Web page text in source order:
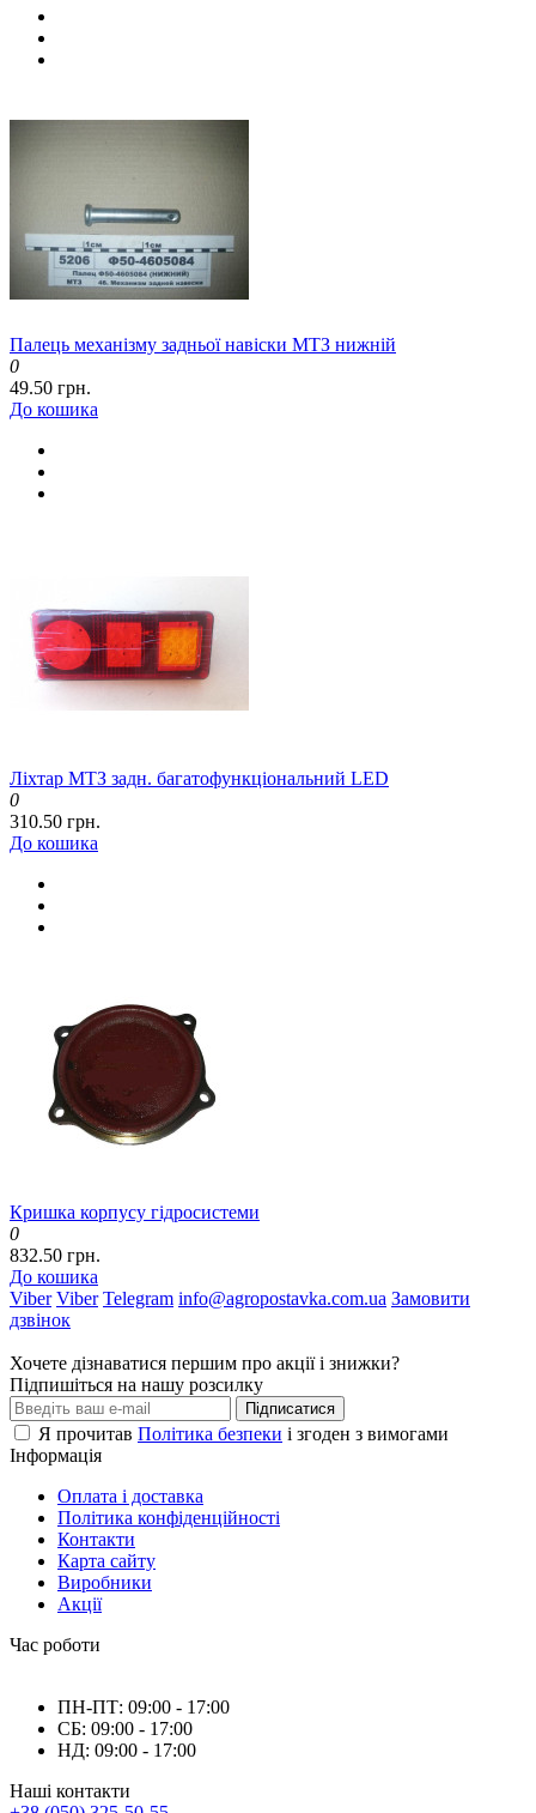
Палець механізму задньої навіски МТЗ нижній
0
49.50 грн.
До кошика
Ліхтар МТЗ задн. багатофункціональний LED
0
310.50 грн.
До кошика
Кришка корпусу гідросистеми
0
832.50 грн.
До кошика
Viber Viber Telegram info@agropostavka.com.ua Замовити
дзвінок
Хочете дізнаватися першим про акції і знижки?
Підпишіться на нашу розсилку
Підписатися
Я прочитав Політика безпеки і згоден з вимогами
Інформація
Оплата і доставка
Політика конфіденційності
Контакти
Карта сайту
Виробники
Акції
Час роботи
ПН-ПТ: 09:00 - 17:00
СБ: 09:00 - 17:00
НД: 09:00 - 17:00
Наші контакти